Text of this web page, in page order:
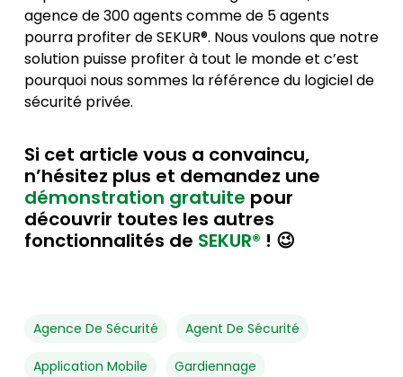
agence de 300 agents comme de 5 agents
pourra profiter de SEKUR®. Nous voulons que notre
solution puisse profiter à tout le monde et c’est
pourquoi nous sommes la référence du logiciel de
sécurité privée.
Si cet article vous a convaincu,
n’hésitez plus et demandez une
démonstration gratuite pour
découvrir toutes les autres
fonctionnalités de SEKUR® ! 😉
Agence De Sécurité Agent De Sécurité
Application Mobile Gardiennage